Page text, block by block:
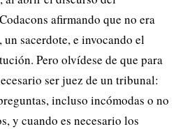
afirmando que no era
sacerdote, e invocando el
Pero olvídese de que para
ser juez de un tribunal:
incluso incómodas o no
y cuando es necesario los